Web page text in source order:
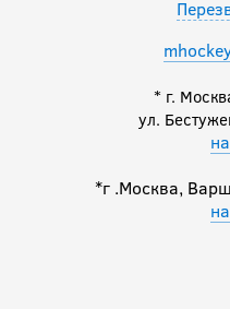
* г.
ул.
*г .Москва,